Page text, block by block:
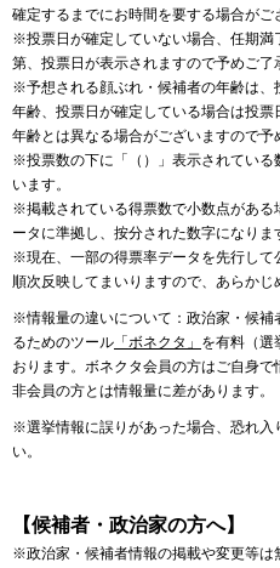
確定するまでにお時間を要する場合がご
※投票日が確定していない場合、任期満
第、投票日が表示されますので予めご了
※予想される顔ぶれ・候補者の年齢は、
年齢、投票日が確定している場合は投
年齢とは異なる場合がございますので予
※投票数の下に「（）」表示されている
います。
※掲載されている得票数で小数点がある
ータに準拠し、按分された数字になりま
※現在、一部の得票率データを先行して
順次反映してまいりますので、あらかじ
※情報量の違いについて：政治家・候補
るためのツール 「ボネクタ」 を有料（選
おります。ボネクタ会員の方はご自身で
非会員の方とは情報量に差があります。
※選挙情報に誤りがあった場合、恐れ入
い。
【候補者・政治家の方へ】
※政治家・候補者情報の掲載や変更等は